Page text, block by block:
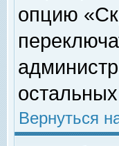
опцию
Вернуться